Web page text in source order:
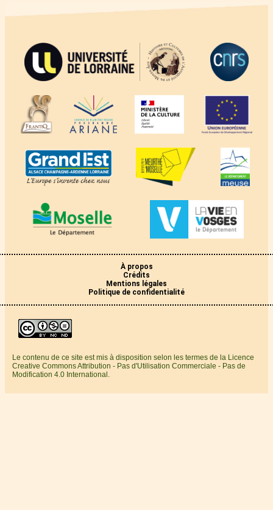
À propos
Crédits
Mentions légales
Politique de confidentialité
Le contenu de ce site est mis à disposition selon les termes de la Licence
Creative Commons Attribution - Pas d'Utilisation Commerciale - Pas de
Modification 4.0 International.